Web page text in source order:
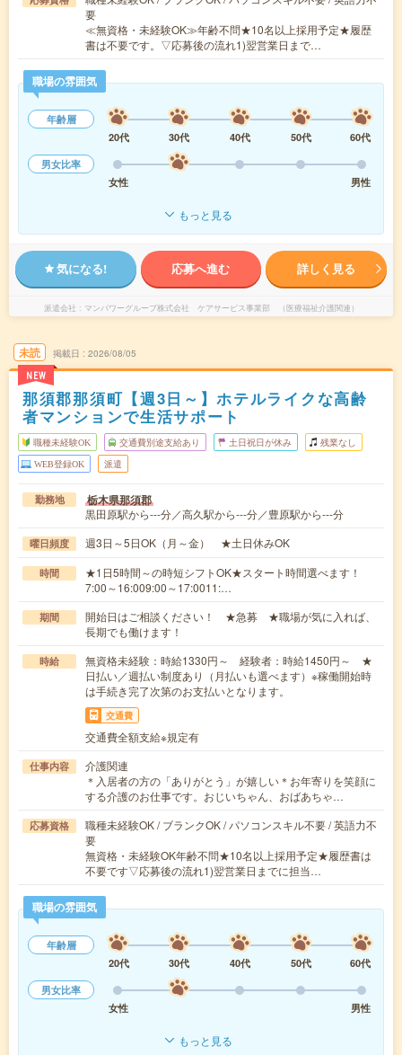
要
≪無資格・未経験OK≫年齢不問★10名以上採用予定★履歴
書は不要です。▽応募後の流れ1)翌営業日まで…
職場の雰囲気
年齢層
20代
30代 40代 50代
60代
男女比率
女性
男性
もっと見る
気になる! 応募へ進む 詳しく見る
派遣会社 マンパワーグループ株式会社 ケアサービス事業部 （医療福祉介護関連）
未読
NEW
掲載日 2026/08/05
那須郡那須町【週3日～】ホテルライクな高齢
者マンションで生活サポート
職種未経験OK 交通費別途支給あり 土日祝日が休み 残業なし
WEB登録OK 派遣
勤務地 栃木県那須郡
黒田原駅から---分／高久駅から---分／豊原駅から---分
曜日頻度 週3日～5日OK（月～金） ★土日休みOK
時間
★1日5時間～の時短シフトOK★スタート時間選べます！
7:00～16:009:00～17:0011:…
期間
開始日はご相談ください！ ★急募 ★職場が気に入れば、
長期でも働けます！
時給
無資格未経験：時給1330円～ 経験者：時給1450円～ ★
日払い／週払い制度あり（月払いも選べます）※稼働開始時
は手続き完了次第のお支払いとなります。
交通費
交通費全額支給※規定有
仕事内容
介護関連
＊入居者の方の「ありがとう」が嬉しい＊お年寄りを笑顔に
する介護のお仕事です。おじいちゃん、おばあちゃ…
応募資格
職種未経験OK / ブランクOK / パソコンスキル不要 / 英語力不
要
無資格・未経験OK年齢不問★10名以上採用予定★履歴書は
不要です▽応募後の流れ1)翌営業日までに担当…
職場の雰囲気
年齢層
20代
30代 40代 50代
60代
男女比率
女性
男性
もっと見る